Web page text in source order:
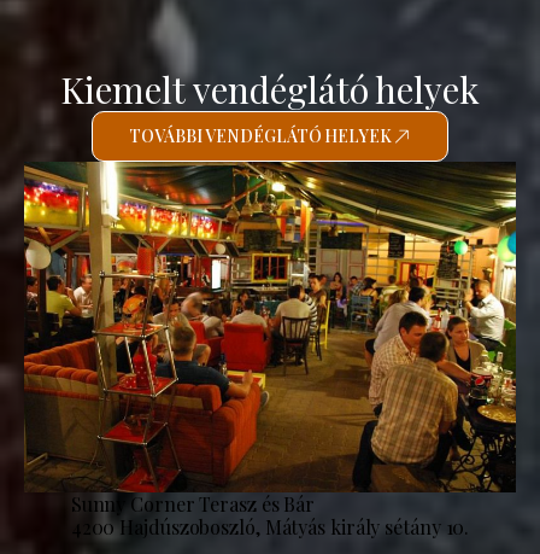
Kiemelt vendéglátó helyek
TOVÁBBI VENDÉGLÁTÓ HELYEK
Sunny Corner Terasz és Bár
4200 Hajdúszoboszló, Mátyás király sétány 10.